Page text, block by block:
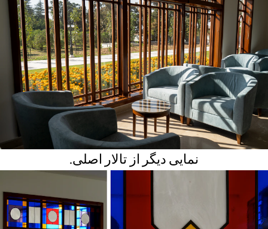
نمایی دیگر از تالار اصلی.